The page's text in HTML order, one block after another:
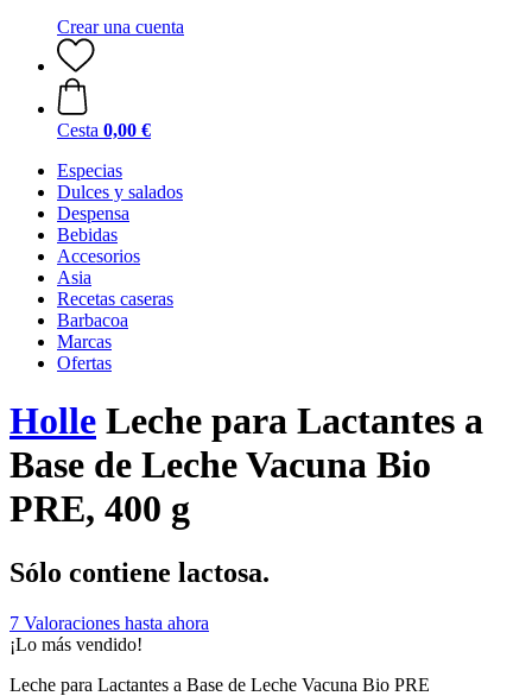
Crear una cuenta
Cesta 0,00 €
Especias
Dulces y salados
Despensa
Bebidas
Accesorios
Asia
Recetas caseras
Barbacoa
Marcas
Ofertas
Holle Leche para Lactantes a
Base de Leche Vacuna Bio
PRE, 400 g
Sólo contiene lactosa.
7 Valoraciones hasta ahora
¡Lo más vendido!
Leche para Lactantes a Base de Leche Vacuna Bio PRE